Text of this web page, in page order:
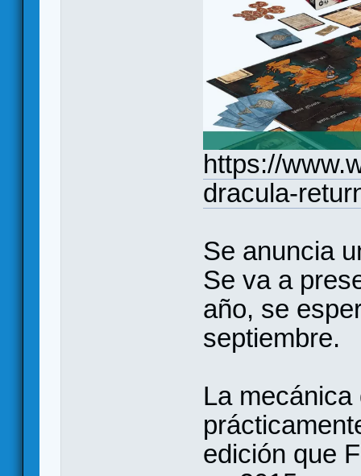
https://
dracula-
Se anuncia
Se va a
año, se
septiembre.
La
edición que